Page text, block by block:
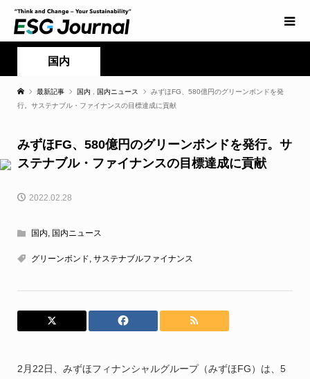
国内
最新記事 国内 国内ニュース
みずほFG、580億円のグリーンボンドを発
行。サステナブル・ファイナンスの目標達成に貢献
みずほFG、580億円のグリーンボンドを発行。サ
ステナブル・ファイナンスの目標達成に貢献
2022.02.28
国内, 国内ニュース
グリーンボンド, サステナブルファイナンス
2月22日、みずほフィナンシャルグループ（みずほFG）は、5